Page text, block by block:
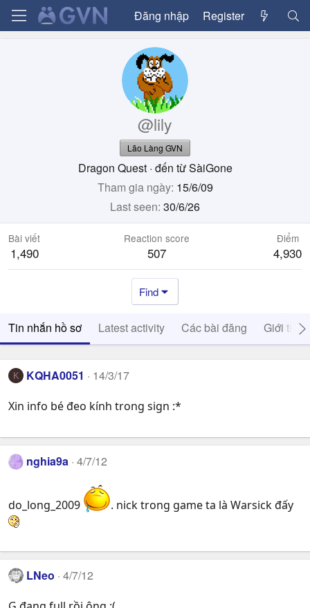
Đăng nhập Register
@lily
Lão Làng GVN
Dragon Quest · đến từSàiGone
Tham gia ngày 15/6/09
Last seen 30/6/26
Bài viết
1,490
Reaction score
507
Điểm
4,930
Find
Tin nhắn hồ sơ Latest activity Các bài đăng Giới thiệu
K KQHA0051 14/3/17
Xin info bé đeo kính trong sign :*
nghia9a 4/7/12
do_long_2009 . nick trong game ta là Warsick đấy
LNeo 4/7/12